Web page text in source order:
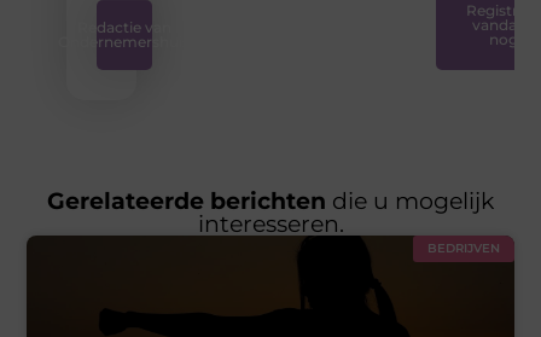
Redactie van
Ondernemershuis
Registreer
vandaag
nog
Gerelateerde berichten die u mogelijk
interesseren.
BEDRIJVEN